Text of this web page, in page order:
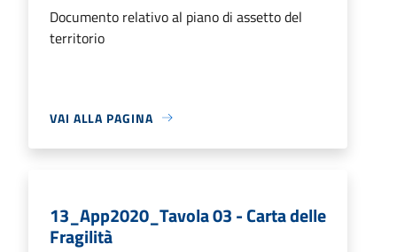
Documento relativo al piano di assetto del
territorio
VAI ALLA PAGINA
13_App2020_Tavola 03 - Carta delle
Fragilità